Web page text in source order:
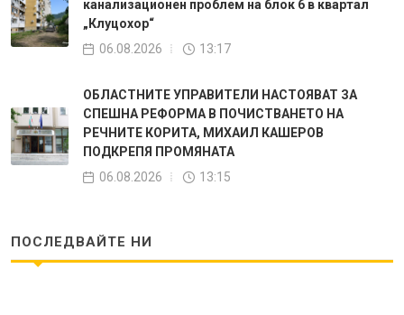
канализационен проблем на блок 6 в квартал
„Клуцохор“
06.08.2026
13:17
ОБЛАСТНИТЕ УПРАВИТЕЛИ НАСТОЯВАТ ЗА
СПЕШНА РЕФОРМА В ПОЧИСТВАНЕТО НА
РЕЧНИТЕ КОРИТА, МИХАИЛ КАШЕРОВ
ПОДКРЕПЯ ПРОМЯНАТА
06.08.2026
13:15
ПОСЛЕДВАЙТЕ НИ